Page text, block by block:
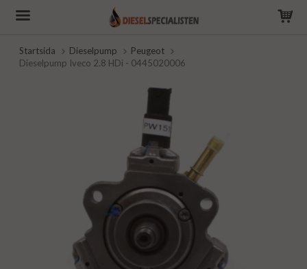
Startsida Dieselpump
Peugeot
Dieselpump Iveco 2.8 HDi - 0445020006